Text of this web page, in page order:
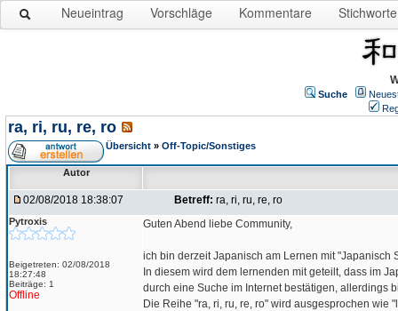
Neueintrag Vorschläge Kommentare Stichworte
Suche
ra, ri, ru, re, ro
Übersicht » Off-Topic/Sonstiges
Autor
02/08/2018 18:38:07 Betreff: ra, ri, ru, re, ro
Pytroxis
Beigetreten: 02/08/2018
18:27:48
Beiträge: 1
Offline
Guten Abend liebe Community,
ich bin derzeit Japanisch am Lernen mit "Japanisch
In diesem wird dem lernenden mit geteilt, dass im
durch eine Suche im Internet bestätigen, allerdings
Die Reihe "ra, ri, ru, re, ro" wird ausgesprochen wie